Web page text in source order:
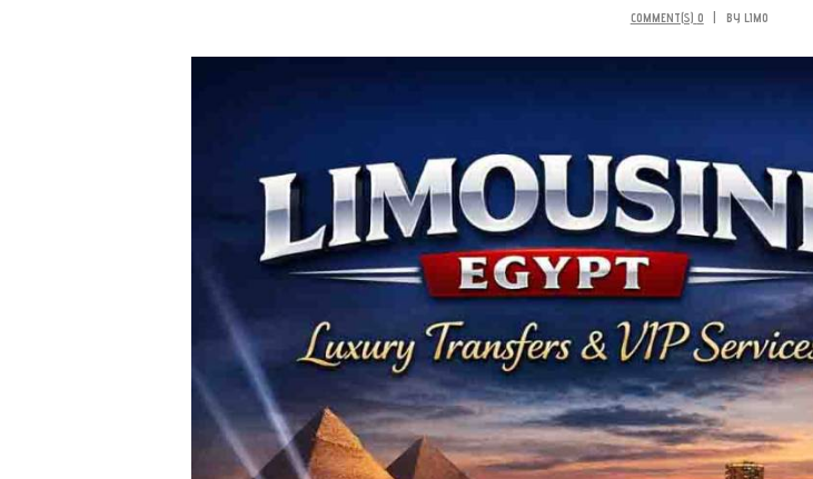
BY LIMO
0